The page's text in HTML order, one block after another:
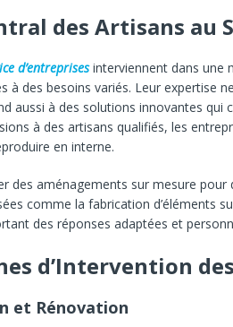
des Artisans au
d’entreprisesinterviennent dans une
à des besoins variés. Leur expertise
aussi à des solutions innovantes
à des artisans qualifiés, les
en interne.
des aménagements sur mesure
comme la fabrication d’éléments
des réponses adaptées et
d’Intervention
et Rénovation